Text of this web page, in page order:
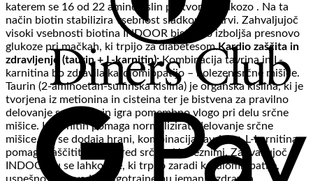
katerem se 16 od 22 aminokislin pretvori v glukozo . Na ta
način biotin stabilizira vsebnost sladkorja v krvi. Zahvaljujoč
visoki vsebnosti biotina INDOOR bistveno izboljša presnovo
glukoze pri mačkah, ki trpijo za diabetesom.Kardio zaščita in
zdravljenje (taurin + L-karnitin):Kombinacija tavrina in L-
karnitina bo zdravila kardiomiopatijo – bolezen srčne mišice.
Taurin (2-aminoetan-sulfinska kislina) je organska kislina, ki je
tvorjena iz metionina in cisteina ter je bistvena za pravilno
delovanje srca. Taurin igra pomembno vlogo pri delu srčne
mišice. L-karnitin pomaga normalizirati delovanje srčne
mišice. Ko se dodaja hrani, kombinacija tavrina + L-karnitina
pomaga zaščititi živali pred srčnimi boleznimi. Zahvaljujoč
INDOOR-u se lahko vse, ki trpijo zaradi kardiomiopatije,